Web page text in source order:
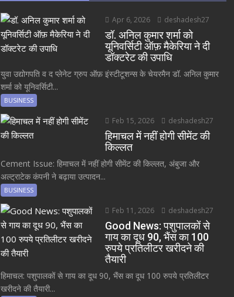
Apr 6, 2026 deshadesh27
डॉ. अनिल कुमार शर्मा को
यूनिवर्सिटी ऑफ़ मैकेरिया ने दी
डॉक्टरेट की उपाधि
युवा उद्योगपति व द प्लेनेट ग्रुप ऑफ़ इंस्टीटूशन्स के चेयरमैन डॉ. अनिल कुमार
शर्मा को यूनिवर्सिटी...
BUSINESS
Feb 15, 2026 deshadesh27
हिमाचल में नहीं होगी सीमेंट की
किल्लत
Cement Issue: हिमाचल में नहीं होगी सीमेंट की किल्लत, अंबुजा और
अल्ट्राटेक कंपनी ने बढ़ाया उत्पादन...
BUSINESS
Feb 11, 2026 deshadesh27
Good News: पशुपालकों से
गाय का दूध 90, भैंस का 100
रुपये प्रतिलीटर खरीदने की
तैयारी
हिमाचल: पशुपालकों से गाय का दूध 90, भैंस का दूध 100 रुपये प्रतिलीटर
खरीदने की तैयारी...